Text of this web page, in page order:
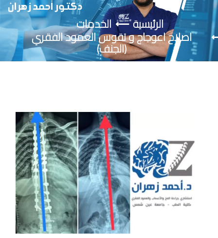
الرئيسية الخدمات
اصلاح اعوجاج و تقوس العمود الفقري
(الجنف)